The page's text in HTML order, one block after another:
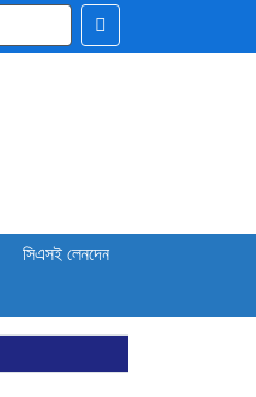
সিএসই লেনদেন